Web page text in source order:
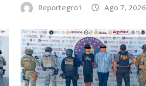
Reportegro1 Ago 7, 2026